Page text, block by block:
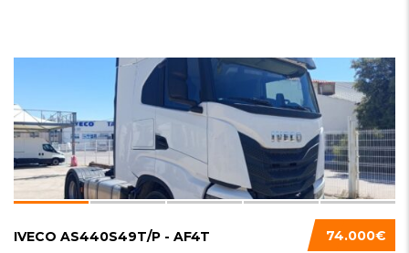
74.000€
IVECO AS440S49T/P - AF4T